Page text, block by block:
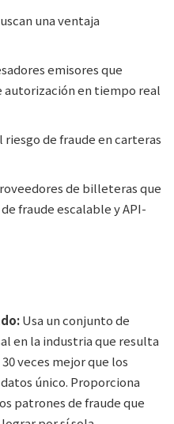
una ventaja
emisores que
autorización en tiempo real
riesgo de fraude en carteras
de billeteras que
fraude escalable y API-
Usa un conjunto de
en la industria que resulta
veces mejor que los
único. Proporciona
patrones de fraude que